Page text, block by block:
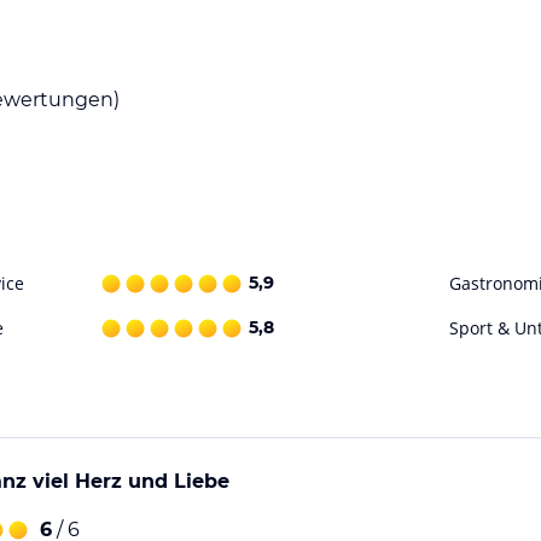
Gewähr. Bitte lies vor der Buchung die
5,9
5,8 Sport &
viel Herz und Liebe
6 / 6